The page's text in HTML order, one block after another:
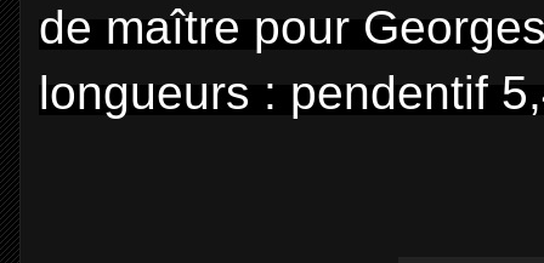
de maître pour
longueurs : pendentif